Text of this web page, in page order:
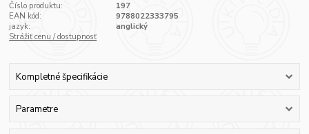
Číslo produktu:
197
EAN kód:
9788022333795
jazyk:
anglický
Strážiť cenu / dostupnosť
Kompletné špecifikácie
Parametre